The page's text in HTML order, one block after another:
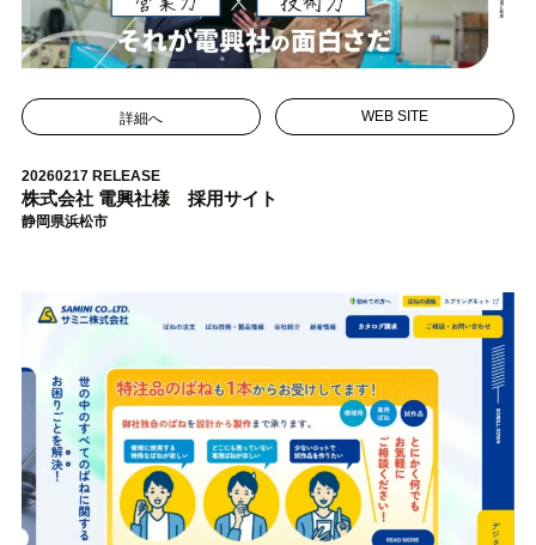
詳細へ WEB SITE
20260217 RELEASE
株式会社 電興社様 採用サイト
静岡県浜松市